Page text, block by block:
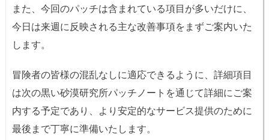
また、今回のパッチは含まれている項目が多いだけに、
今日は来週に反映される主な改善事項をまずご案内いた
します。
冒険者の皆様の混乱なしに適応できるように、詳細項目
は次の黒い砂漠研究所パッチノートを通じて詳細にご案
内する予定であり、より安定的なサービス提供のために
最後まで丁寧に準備いたします。